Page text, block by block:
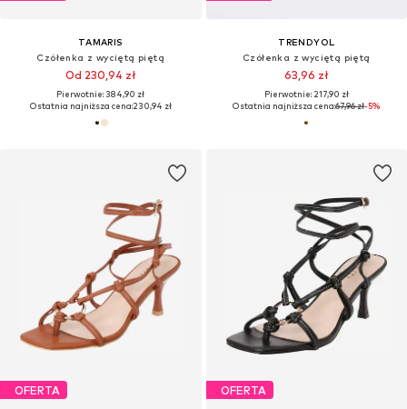
TAMARIS
Czółenka z wyciętą piętą
Od 230,94 zł
Pierwotnie: 384,90 zł
Ostatnia najniższa cena:230,94 zł
TRENDYOL
Czółenka z wyciętą piętą
63,96 zł
Pierwotnie: 217,90 zł
Ostatnia najniższa cena:67,96 zł-5%
OFERTA OFERTA